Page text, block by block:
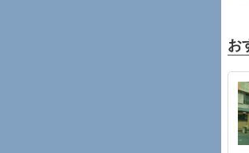
お